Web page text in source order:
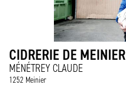
CIDRERIE DE MEINIER
MÉNÉTREY CLAUDE
1252 Meinier